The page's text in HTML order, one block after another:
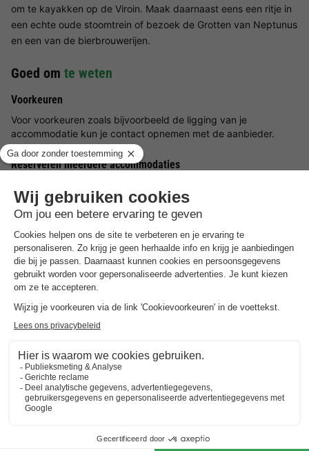
om te kayakken op de Viroin. Maak daarnaast eens een ritje in
een echte oude stoomtrein of bezoek de Grotten van Neptunus
en een van de bierbrouwerijen.
Goed om te weten
Voorkeuren
Voor voorkeuren zoals bijvoorbeeld de ligging van je
accommodatie kun je contact opnemen met de aanbieder.
Reserveren meerdere accommodaties
gegarandeerd wanneer u een factuur vanuit het park ontvangt.
Adres